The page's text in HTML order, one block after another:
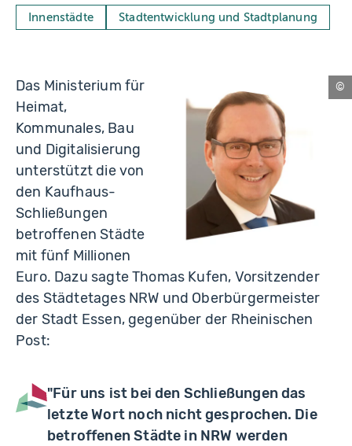
Innenstädte Stadtentwicklung und Stadtplanung
Das Ministerium für
Heimat,
Kommunales, Bau
und Digitalisierung
unterstützt die von
den Kaufhaus-
Schließungen
betroffenen Städte
mit fünf Millionen
Euro. Dazu sagte Thomas Kufen, Vorsitzender
des Städtetages NRW und Oberbürgermeister
der Stadt Essen, gegenüber der Rheinischen
Post:
"Für uns ist bei den Schließungen das
letzte Wort noch nicht gesprochen. Die
betroffenen Städte in NRW werden